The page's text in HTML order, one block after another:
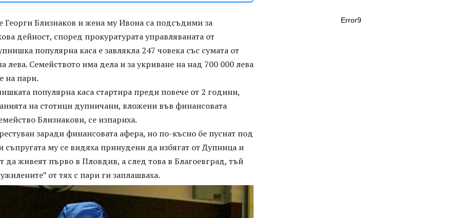
Георги Близнаков и жена му Ивона са подсъдими за
дейност, според прокуратурата управляваната от
популярна каса е завлякла 247 човека със сумата от
лева. Семейството има дела и за укриване на над 700 000 лева
на пари.
популярна каса стартира преди повече от 2 години,
на стотици дупничани, вложени във финансовата
Близнакови, се изпариха.
заради финансовата афера, но по-късно бе пуснат под
съпругата му се видяха принудени да избягат от Дупница и
да живеят първо в Пловдив, а след това в Благоевград, тъй
от тях с пари ги заплашваха.
Error9